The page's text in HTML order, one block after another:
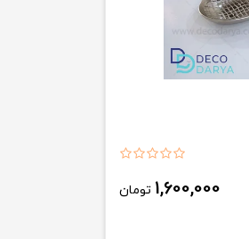
1,600,000 تومان